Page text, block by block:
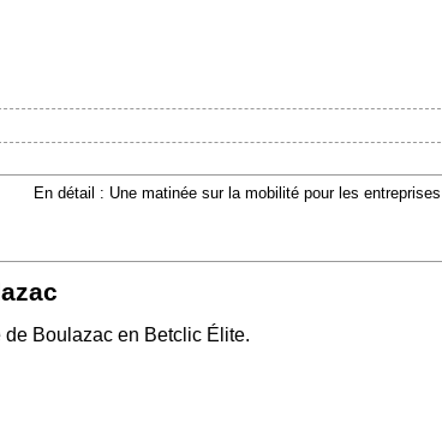
En détail : Une matinée sur la mobilité pour les entreprises
Boulazac en Betclic Élite.